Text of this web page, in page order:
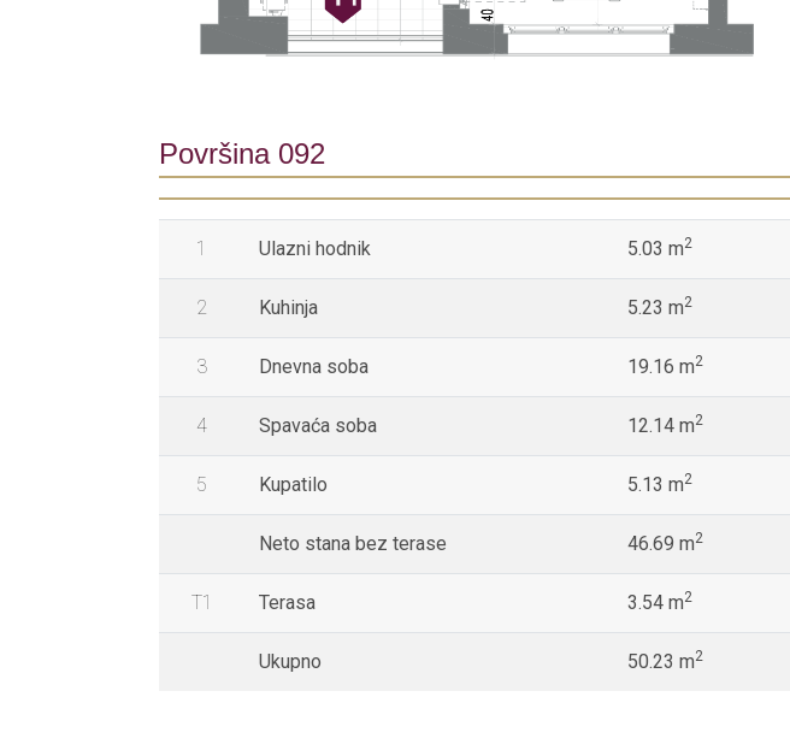
Površina 092
1 Ulazni hodnik 5.03 m2
2 Kuhinja 5.23 m2
3 Dnevna soba 19.16 m2
4 Spavaća soba 12.14 m2
5 Kupatilo 5.13 m2
Neto stana bez terase 46.69 m2
T1 Terasa 3.54 m2
Ukupno 50.23 m2